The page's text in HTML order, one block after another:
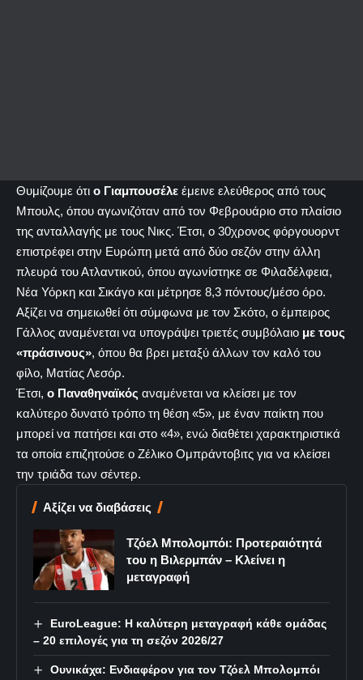
Θυμίζουμε ότι ο Γιαμπουσέλε έμεινε ελεύθερος από τους
Μπουλς, όπου αγωνιζόταν από τον Φεβρουάριο στο πλαίσιο
της ανταλλαγής με τους Νικς. Έτσι, ο 30χρονος φόργουορντ
επιστρέφει στην Ευρώπη μετά από δύο σεζόν στην άλλη
πλευρά του Ατλαντικού, όπου αγωνίστηκε σε Φιλαδέλφεια,
Νέα Υόρκη και Σικάγο και μέτρησε 8,3 πόντους/μέσο όρο.
Αξίζει να σημειωθεί ότι σύμφωνα με τον Σκότο, ο έμπειρος
Γάλλος αναμένεται να υπογράψει τριετές συμβόλαιο με τους
«πράσινους», όπου θα βρει μεταξύ άλλων τον καλό του
φίλο, Ματίας Λεσόρ.
Έτσι, ο Παναθηναϊκός αναμένεται να κλείσει με τον
καλύτερο δυνατό τρόπο τη θέση «5», με έναν παίκτη που
μπορεί να πατήσει και στο «4», ενώ διαθέτει χαρακτηριστικά
τα οποία επιζητούσε ο Ζέλικο Ομπράντοβιτς για να κλείσει
την τριάδα των σέντερ.
Αξίζει να διαβάσεις
Τζόελ Μπολομπόι: Προτεραιότητά
του η Βιλερμπάν – Κλείνει η
μεταγραφή
EuroLeague: Η καλύτερη μεταγραφή κάθε ομάδας
– 20 επιλογές για τη σεζόν 2026/27
Ουνικάχα: Ενδιαφέρον για τον Τζόελ Μπολομπόι